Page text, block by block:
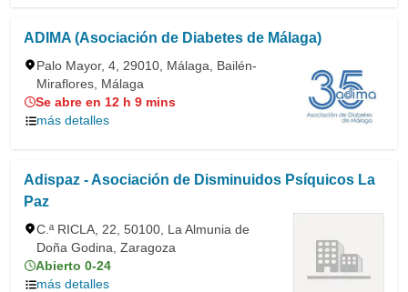
ADIMA (Asociación de Diabetes de Málaga)
Palo Mayor, 4, 29010, Málaga, Bailén-
Miraflores, Málaga
Se abre en 12 h 9 mins
más detalles
Adispaz - Asociación de Disminuidos Psíquicos La
Paz
C.ª RICLA, 22, 50100, La Almunia de
Doña Godina, Zaragoza
Abierto 0-24
más detalles